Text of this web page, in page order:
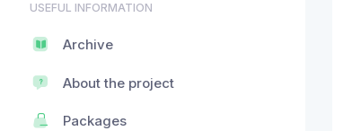
USEFUL INFORMATION
Archive
About the project
Packages